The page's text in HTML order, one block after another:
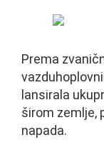
Prema
lansirala
širom zemlje,
napada.